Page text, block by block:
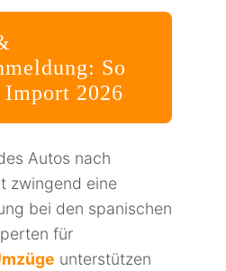
So
2026
Autos nach
zwingend eine
bei den spanischen
für
unterstützen